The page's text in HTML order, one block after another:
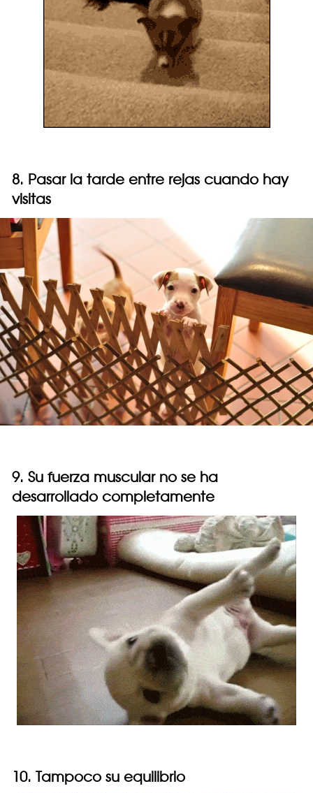
8. Pasar la tarde entre rejas cuando hay
visitas
9. Su fuerza muscular no se ha
desarrollado completamente
10. Tampoco su equilibrio